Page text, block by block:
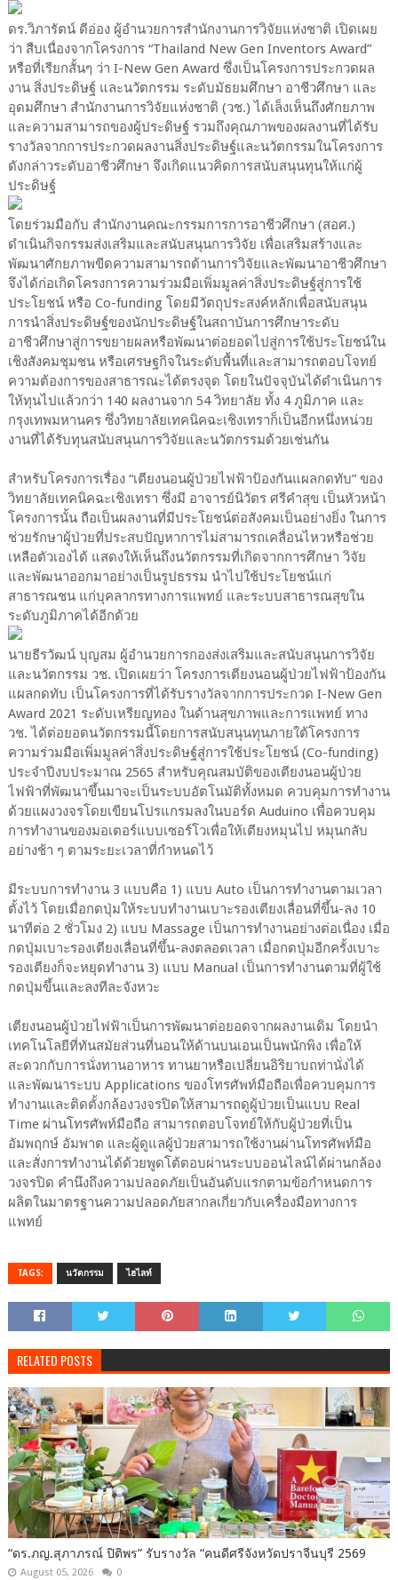
ดร.วิภารัตน์ ดีอ่อง ผู้อำนวยการสำนักงานการวิจัยแห่งชาติ เปิดเผย
ว่า สืบเนื่องจากโครงการ “Thailand New Gen Inventors Award”
หรือที่เรียกสั้นๆ ว่า I-New Gen Award ซึ่งเป็นโครงการประกวดผล
งาน สิ่งประดิษฐ์ และนวัตกรรม ระดับมัธยมศึกษา อาชีวศึกษา และ
อุดมศึกษา สำนักงานการวิจัยแห่งชาติ (วช.) ได้เล็งเห็นถึงศักยภาพ
และความสามารถของผู้ประดิษฐ์ รวมถึงคุณภาพของผลงานที่ได้รับ
รางวัลจากการประกวดผลงานสิ่งประดิษฐ์และนวัตกรรมในโครงการ
ดังกล่าวระดับอาชีวศึกษา จึงเกิดแนวคิดการสนับสนุนทุนให้แก่ผู้
ประดิษฐ์
โดยร่วมมือกับ สำนักงานคณะกรรมการการอาชีวศึกษา (สอศ.)
ดำเนินกิจกรรมส่งเสริมและสนับสนุนการวิจัย เพื่อเสริมสร้างและ
พัฒนาศักยภาพขีดความสามารถด้านการวิจัยและพัฒนาอาชีวศึกษา
จึงได้ก่อเกิดโครงการความร่วมมือเพิ่มมูลค่าสิ่งประดิษฐ์สู่การใช้
ประโยชน์ หรือ Co-funding โดยมีวัตถุประสงค์หลักเพื่อสนับสนุน
การนำสิ่งประดิษฐ์ของนักประดิษฐ์ในสถาบันการศึกษาระดับ
อาชีวศึกษาสู่การขยายผลหรือพัฒนาต่อยอดไปสู่การใช้ประโยชน์ใน
เชิงสังคมชุมชน หรือเศรษฐกิจในระดับพื้นที่และสามารถตอบโจทย์
ความต้องการของสาธารณะได้ตรงจุด โดยในปัจจุบันได้ดำเนินการ
ให้ทุนไปแล้วกว่า 140 ผลงานจาก 54 วิทยาลัย ทั้ง 4 ภูมิภาค และ
กรุงเทพมหานคร ซึ่งวิทยาลัยเทคนิคฉะเชิงเทราก็เป็นอีกหนึ่งหน่วย
งานที่ได้รับทุนสนับสนุนการวิจัยและนวัตกรรมด้วยเช่นกัน
สำหรับโครงการเรื่อง “เตียงนอนผู้ป่วยไฟฟ้าป้องกันแผลกดทับ” ของ
วิทยาลัยเทคนิคฉะเชิงเทรา ซึ่งมี อาจารย์นิวัตร ศรีคำสุข เป็นหัวหน้า
โครงการนั้น ถือเป็นผลงานที่มีประโยชน์ต่อสังคมเป็นอย่างยิ่ง ในการ
ช่วยรักษาผู้ป่วยที่ประสบปัญหาการไม่สามารถเคลื่อนไหวหรือช่วย
เหลือตัวเองได้ แสดงให้เห็นถึงนวัตกรรมที่เกิดจากการศึกษา วิจัย
และพัฒนาออกมาอย่างเป็นรูปธรรม นำไปใช้ประโยชน์แก่
สาธารณชน แก่บุคลากรทางการแพทย์ และระบบสาธารณสุขใน
ระดับภูมิภาคได้อีกด้วย
นายธีรวัฒน์ บุญสม ผู้อำนวยการกองส่งเสริมและสนับสนุนการวิจัย
และนวัตกรรม วช. เปิดเผยว่า โครงการเตียงนอนผู้ป่วยไฟฟ้าป้องกัน
แผลกดทับ เป็นโครงการที่ได้รับรางวัลจากการประกวด I-New Gen
Award 2021 ระดับเหรียญทอง ในด้านสุขภาพและการแพทย์ ทาง
วช. ได้ต่อยอดนวัตกรรมนี้โดยการสนับสนุนทุนภายใต้โครงการ
ความร่วมมือเพิ่มมูลค่าสิ่งประดิษฐ์สู่การใช้ประโยชน์ (Co-funding)
ประจำปีงบประมาณ 2565 สำหรับคุณสมบัติของเตียงนอนผู้ป่วย
ไฟฟ้าที่พัฒนาขึ้นมาจะเป็นระบบอัตโนมัติทั้งหมด ควบคุมการทำงาน
ด้วยแผงวงจรโดยเขียนโปรแกรมลงในบอร์ด Auduino เพื่อควบคุม
การทำงานของมอเตอร์แบบเซอร์โวเพื่อให้เตียงหมุนไป หมุนกลับ
อย่างช้า ๆ ตามระยะเวลาที่กำหนดไว้
มีระบบการทำงาน 3 แบบคือ 1) แบบ Auto เป็นการทำงานตามเวลา
ตั้งไว้ โดยเมื่อกดปุ่มให้ระบบทำงานเบาะรองเตียงเลื่อนที่ขึ้น-ลง 10
นาทีต่อ 2 ชั่วโมง 2) แบบ Massage เป็นการทำงานอย่างต่อเนื่อง เมื่อ
กดปุ่มเบาะรองเตียงเลื่อนที่ขึ้น-ลงตลอดเวลา เมื่อกดปุ่มอีกครั้งเบาะ
รองเตียงก็จะหยุดทำงาน 3) แบบ Manual เป็นการทำงานตามที่ผู้ใช้
กดปุ่มขึ้นและลงทีละจังหวะ
เตียงนอนผู้ป่วยไฟฟ้าเป็นการพัฒนาต่อยอดจากผลงานเดิม โดยนำ
เทคโนโลยีที่ทันสมัยส่วนที่นอนให้ด้านบนเอนเป็นพนักพิง เพื่อให้
สะดวกกับการนั่งทานอาหาร ทานยาหรือเปลี่ยนอิริยาบถท่านั่งได้
และพัฒนาระบบ Applications ของโทรศัพท์มือถือเพื่อควบคุมการ
ทำงานและติดตั้งกล้องวงจรปิดให้สามารถดูผู้ป่วยเป็นแบบ Real
Time ผ่านโทรศัพท์มือถือ สามารถตอบโจทย์ให้กับผู้ป่วยที่เป็น
อัมพฤกษ์ อัมพาต และผู้ดูแลผู้ป่วยสามารถใช้งานผ่านโทรศัพท์มือ
และสั่งการทำงานได้ด้วยพูดโต้ตอบผ่านระบบออนไลน์ได้ผ่านกล้อง
วงจรปิด คำนึงถึงความปลอดภัยเป็นอันดับแรกตามข้อกำหนดการ
ผลิตในมาตรฐานความปลอดภัยสากลเกี่ยวกับเครื่องมือทางการ
แพทย์
TAGS: นวัตกรรม ไฮไลท์
RELATED POSTS
“ดร.ภญ.สุภาภรณ์ ปิติพร” รับรางวัล “คนดีศรีจังหวัดปราจีนบุรี 2569
August 05, 2026 0